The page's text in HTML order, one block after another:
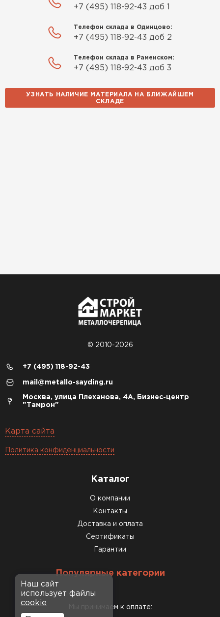
+7 (495) 118-92-43 доб 1
Телефон склада в Одинцово:
+7 (495) 118-92-43 доб 2
Телефон склада в Раменском:
+7 (495) 118-92-43 доб 3
УЗНАТЬ НАЛИЧИЕ МАТЕРИАЛА НА БЛИЖАЙШЕМ
СКЛАДЕ
© 2010-2026
+7 (495) 118-92-43
mail@metallo-sayding.ru
Москва, улица Плеханова, 4А, Бизнес-центр
"Тамрон"
Карта сайта
Политика конфиденциальности
Каталог
О компании
Контакты
Доставка и оплата
Сертификаты
Гарантии
Популярные категории
Мы принимаем к оплате:
Наш сайт
использует файлы
cookie